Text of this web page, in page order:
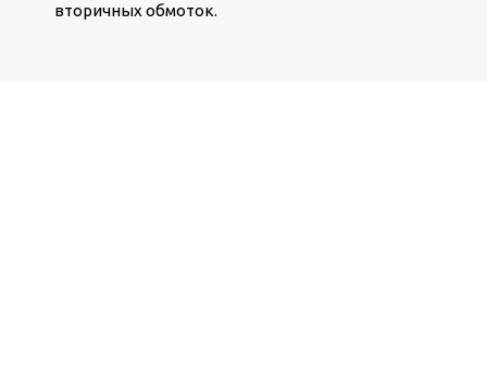
вторичных обмоток.